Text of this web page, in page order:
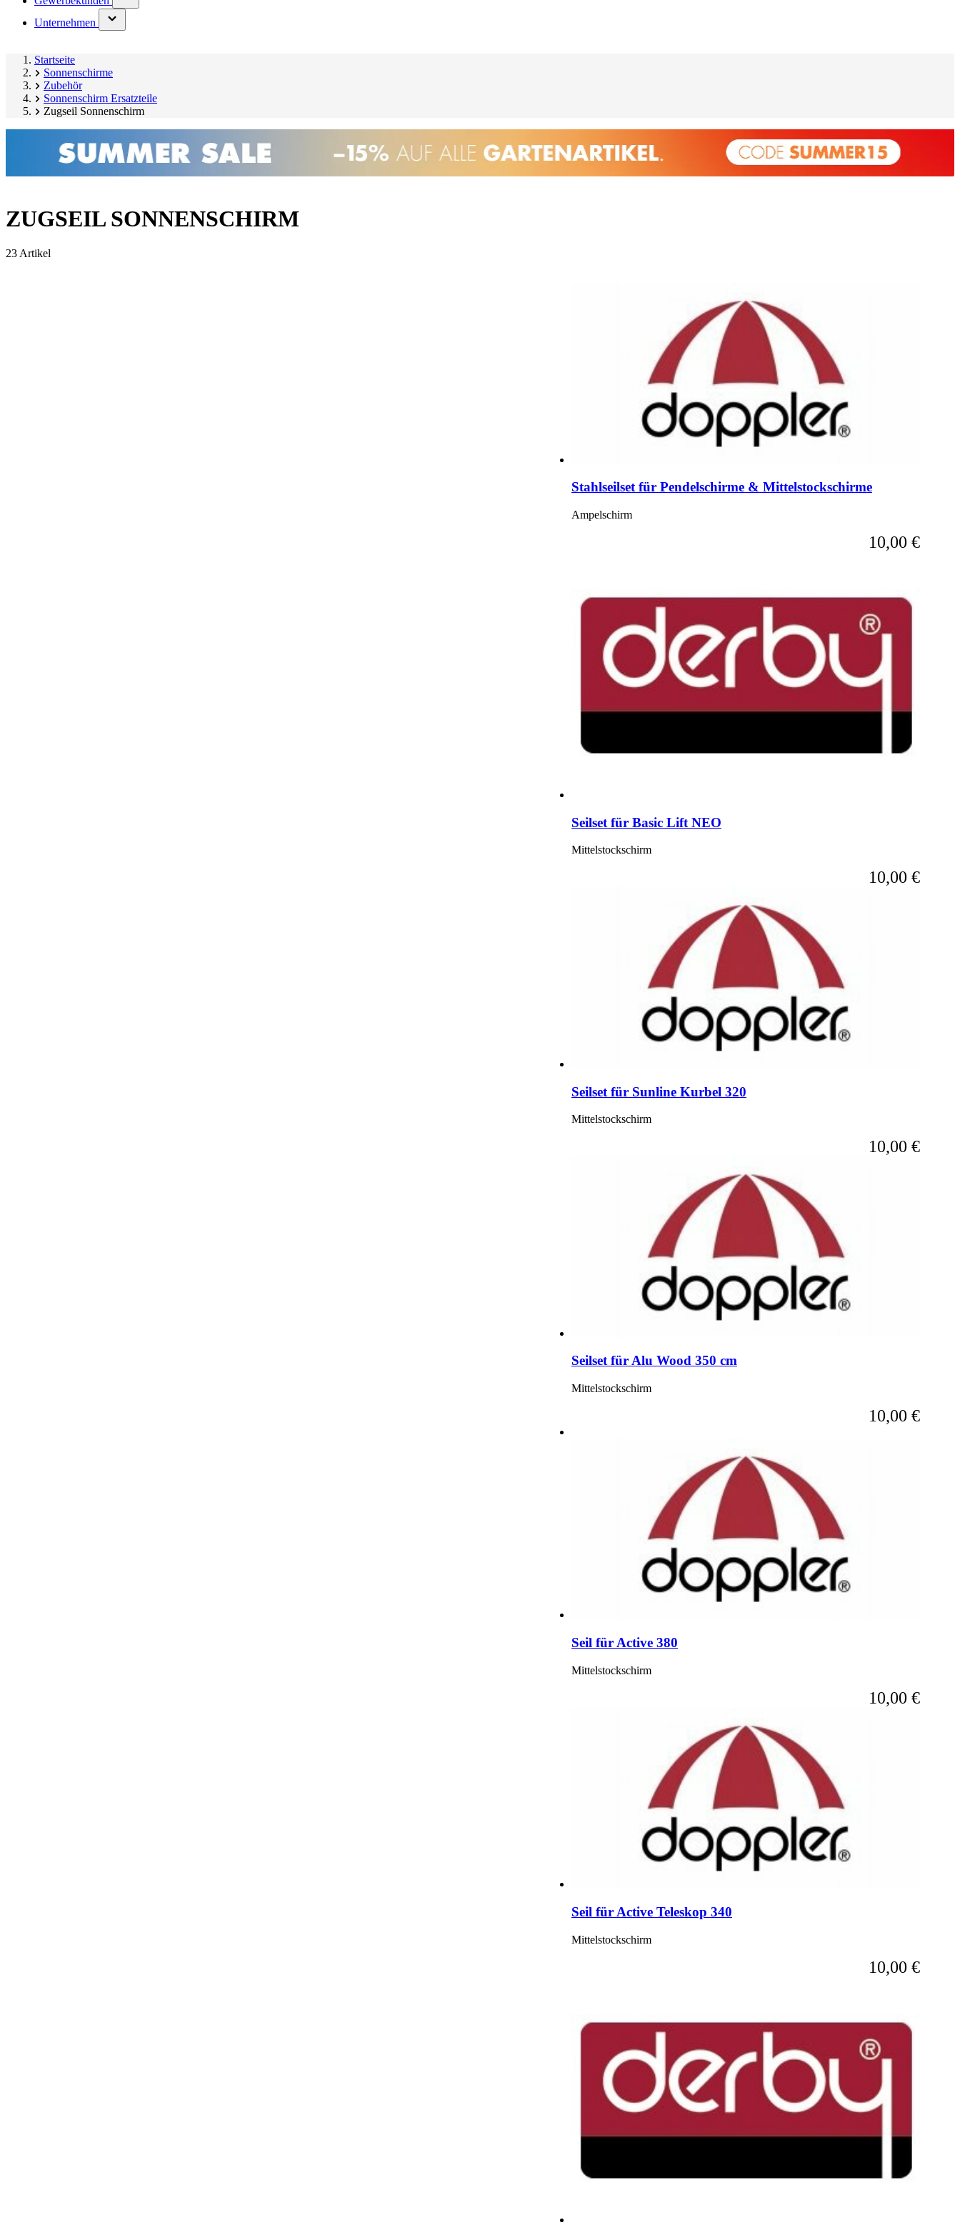
submenu)
Unternehmen
(has
submenu)
Startseite
Sonnenschirme
Zubehör
Sonnenschirm Ersatzteile
Zugseil Sonnenschirm
ZUGSEIL SONNENSCHIRM
23 Artikel
Stahlseilset für Pendelschirme & Mittelstockschirme
Ampelschirm
10,00 €
Seilset für Basic Lift NEO
Mittelstockschirm
10,00 €
Seilset für Sunline Kurbel 320
Mittelstockschirm
10,00 €
Seilset für Alu Wood 350 cm
Mittelstockschirm
10,00 €
Seil für Active 380
Mittelstockschirm
10,00 €
Seil für Active Teleskop 340
Mittelstockschirm
10,00 €